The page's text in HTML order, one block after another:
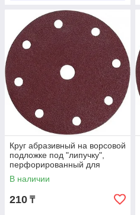
Круг абразивный на ворсовой
подложке под "липучку",
перфорированный для
ОШМ, 150мм, Р60, Matrix
В наличии
210 ₸